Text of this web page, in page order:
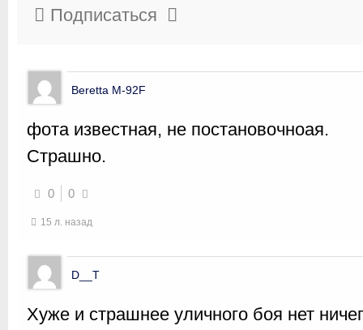
Подписаться
Beretta M-92F
фота известная, не постановочноая.
Страшно.
0 0
15 л. назад
D__T
Хуже и страшнее уличного боя нет